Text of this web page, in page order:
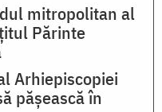
mitropolitan al
Părinte
Arhiepiscopiei
pășească în